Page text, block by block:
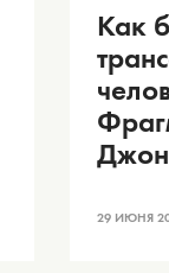
Как
29 ИЮНЯ